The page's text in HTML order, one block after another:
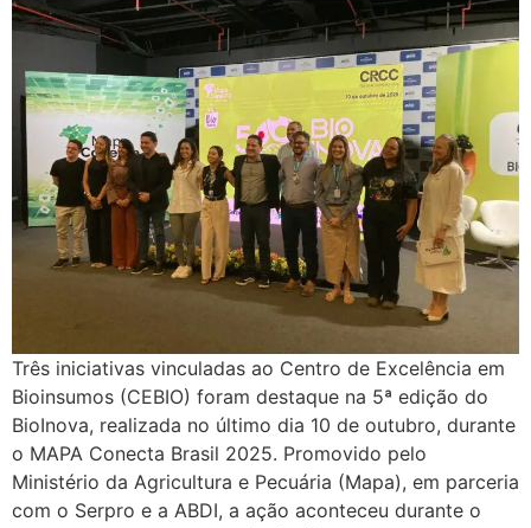
Três iniciativas vinculadas ao Centro de Excelência em
Bioinsumos (CEBIO) foram destaque na 5ª edição do
BioInova, realizada no último dia 10 de outubro, durante
o MAPA Conecta Brasil 2025. Promovido pelo
Ministério da Agricultura e Pecuária (Mapa), em parceria
com o Serpro e a ABDI, a ação aconteceu durante o